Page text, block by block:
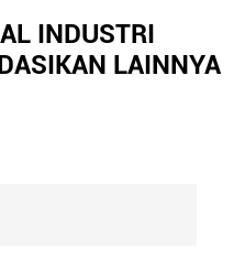
INDUSTRI
LAINNYA